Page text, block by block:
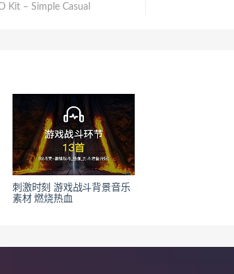
Kit – Simple Casual
刺激时刻 游戏战斗背景音乐
素材 燃烧热血